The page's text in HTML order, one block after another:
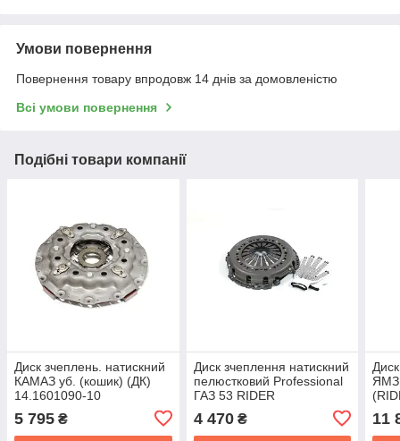
Умови повернення
Повернення товару впродовж 14 днів за домовленістю
Всі умови повернення
Подібні товари компанії
Диск зчеплень. натискний
КАМАЗ уб. (кошик) (ДК)
14.1601090-10
5 795 ₴
Диск зчеплення натискний
пелюстковий Professional
ГАЗ 53 RIDER
4 470₴
ЯМЗ
11